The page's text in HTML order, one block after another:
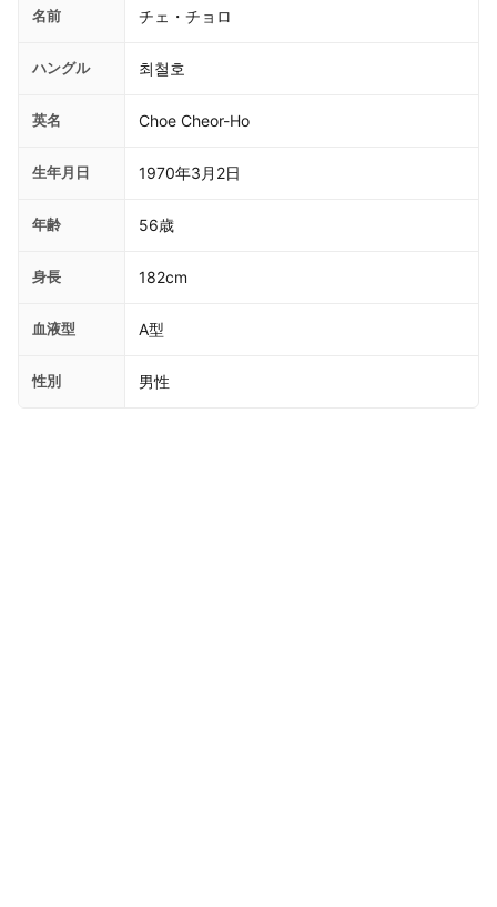
名前 チェ・チョロ
ハングル 최철호
英名 Choe Cheor-Ho
生年月日 1970年3月2日
年齢 56歳
身長 182cm
血液型 A型
性別 男性